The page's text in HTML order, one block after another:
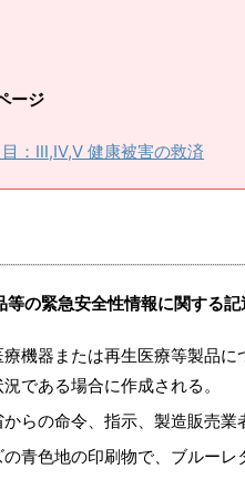
ージ
：Ⅲ,Ⅳ,Ⅴ 健康被害の救済
等の緊急安全性情報に関する
療機器または再生医療等製品
である場合に作成される。
らの命令、指示、製造販売業
の青色地の印刷物で、ブルーレ